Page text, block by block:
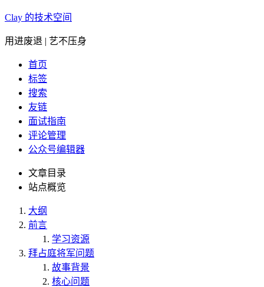
Clay 的技术空间
用进废退 | 艺不压身
首页
标签
搜索
友链
面试指南
评论管理
公众号编辑器
文章目录
站点概览
大纲
前言
学习资源
拜占庭将军问题
故事背景
核心问题